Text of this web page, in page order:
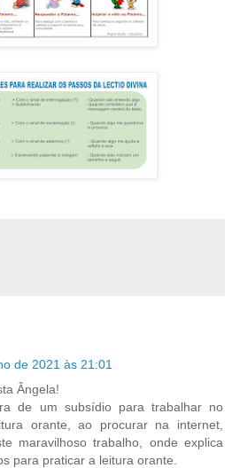
de 2021 às 21:01
Ângela!
de um subsídio para trabalhar no
orante, ao procurar na internet,
maravilhoso trabalho, onde explica
para praticar a leitura orante.